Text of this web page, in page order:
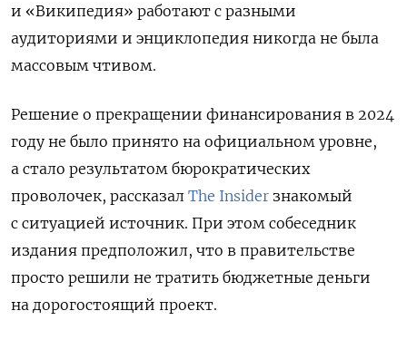
и «Википедия» работают с разными
аудиториями и энциклопедия никогда не была
массовым чтивом.
Решение о прекращении финансирования в 2024
году не было принято на официальном уровне,
а стало результатом бюрократических
проволочек, рассказал The Insider знакомый
с ситуацией источник. При этом собеседник
издания предположил, что в правительстве
просто решили не тратить бюджетные деньги
на дорогостоящий проект.